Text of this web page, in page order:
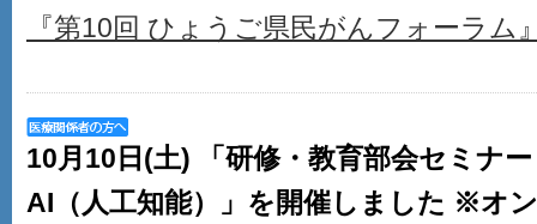
『第10回 ひょうご県民がんフォーラム
10月10日(土) 「研修・教育部会セミナ
AI（人工知能）」を開催しました ※オ